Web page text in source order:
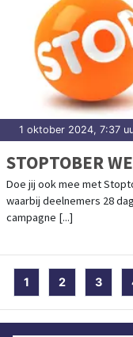
1 oktober 2024, 7:37
STOPTOBER
Doe jij ook mee met
waarbij deelnemers 28
campagne [...]
1 2 3